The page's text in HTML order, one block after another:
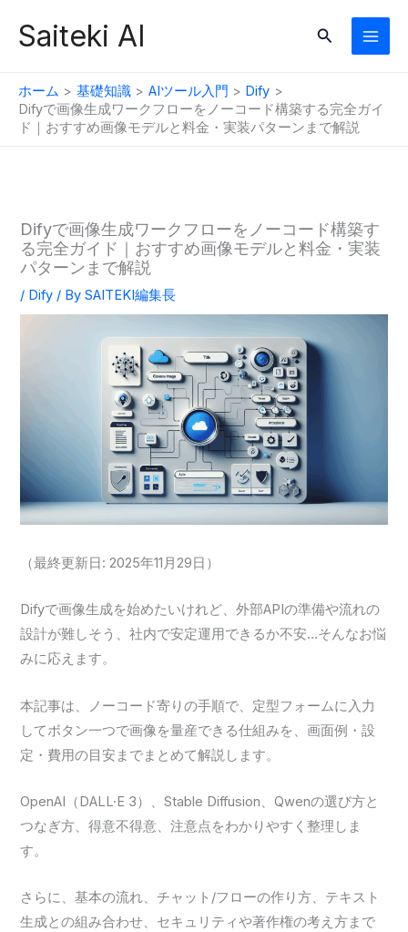
Saiteki AI
検
ホーム 基礎知識 AIツール入門
Dify
Difyで画像生成ワークフローをノーコード構築する完全ガイ
ド｜おすすめ画像モデルと料金・実装パターンまで解説
Difyで画像生成ワークフローをノーコード構築す
る完全ガイド｜おすすめ画像モデルと料金・実装
パターンまで解説
/ Dify / BySAITEKI編集長
（最終更新日: 2025年11月29日）
Difyで画像生成を始めたいけれど、外部APIの準備や流れの
設計が難しそう、社内で安定運用できるか不安…そんなお悩
みに応えます。
本記事は、ノーコード寄りの手順で、定型フォームに入力
してボタン一つで画像を量産できる仕組みを、画面例・設
定・費用の目安までまとめて解説します。
OpenAI（DALL·E 3）、Stable Diffusion、Qwenの選び方と
つなぎ方、得意不得意、注意点をわかりやすく整理しま
す。
さらに、基本の流れ、チャット/フローの作り方、テキスト
生成との組み合わせ、セキュリティや著作権の考え方まで